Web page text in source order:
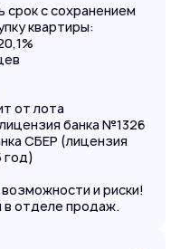
срок с сохранением
квартиры:
от лота
банка №1326
СБЕР (лицензия
год)
и риски!
в отделе продаж.